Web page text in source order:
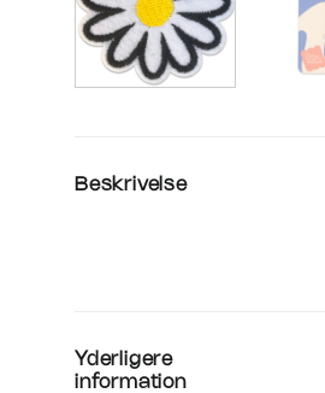
Beskrivelse
Yderligere
information